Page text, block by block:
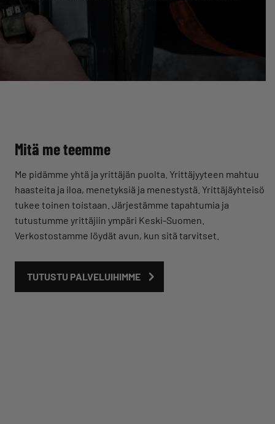
Mitä me teemme
Me pidämme yhtä ja yrittäjän puolta. Yrittäjyyteen mahtuu
haasteita ja iloa, menetyksiä ja menestystä. Yrittäjäyhteisö
tukee toinen toistaan. Järjestämme tapahtumia ja
tutustumme yrittäjiin ympäri Keski-Suomen.
Verkostostamme löydät avun, kun sitä tarvitset.
TUTUSTU PALVELUIHIMME